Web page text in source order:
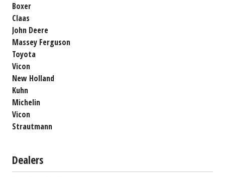
Boxer
Claas
John Deere
Massey Ferguson
Toyota
Vicon
New Holland
Kuhn
Michelin
Vicon
Strautmann
Dealers